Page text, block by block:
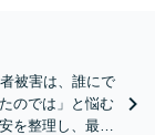
被害は、誰にで
のでは」と悩む
を整理し、最善